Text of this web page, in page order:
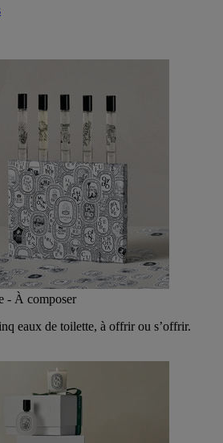
- À composer
eaux de toilette, à offrir ou s’offrir.